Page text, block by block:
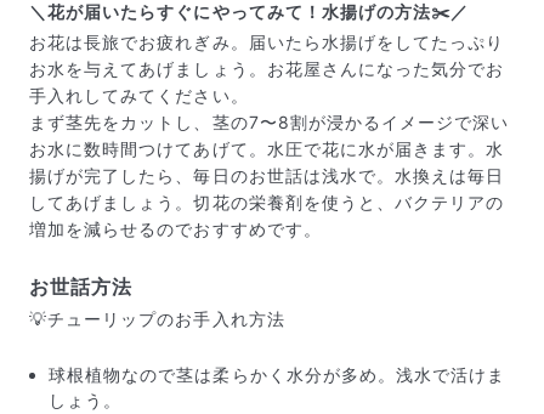
届いたお花に元気がなかったら？
もし届いたお花に「枯れている」「折れている」などの
不備があった場合は、些細なことでもお気軽にサポート
までご連絡ください。ご返金にて補償いたします。
＼花が届いたらすぐにやってみて！水揚げの方法✂️／
お花は長旅でお疲れぎみ。届いたら水揚げをしてたっぷり
お水を与えてあげましょう。お花屋さんになった気分でお
手入れしてみてください。
まず茎先をカットし、茎の7〜8割が浸かるイメージで深い
お水に数時間つけてあげて。水圧で花に水が届きます。水
揚げが完了したら、毎日のお世話は浅水で。水換えは毎日
してあげましょう。切花の栄養剤を使うと、バクテリアの
増加を減らせるのでおすすめです。
お世話方法
💡チューリップのお手入れ方法
球根植物なので茎は柔らかく水分が多め。浅水で活けま
しょう。